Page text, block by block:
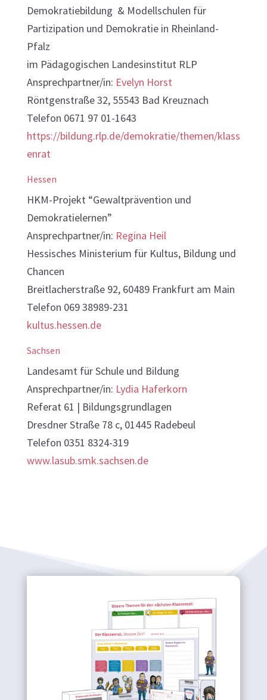
Demokratiebildung & Modellschulen für
Partizipation und Demokratie in Rheinland-
Pfalz
im Pädagogischen Landesinstitut RLP
Ansprechpartner/in: Evelyn Horst
Röntgenstraße 32, 55543 Bad Kreuznach
Telefon 0671 97 01-1643
https://bildung.rlp.de/demokratie/themen/klass
enrat
Hessen
HKM-Projekt “Gewaltprävention und
Demokratielernen”
Ansprechpartner/in: Regina Heil
Hessisches Ministerium für Kultus, Bildung und
Chancen
Breitlacherstraße 92, 60489 Frankfurt am Main
Telefon 069 38989-231
kultus.hessen.de
Sachsen
Landesamt für Schule und Bildung
Ansprechpartner/in: Lydia Haferkorn
Referat 61 | Bildungsgrundlagen
Dresdner Straße 78 c, 01445 Radebeul
Telefon 0351 8324-319
www.lasub.smk.sachsen.de